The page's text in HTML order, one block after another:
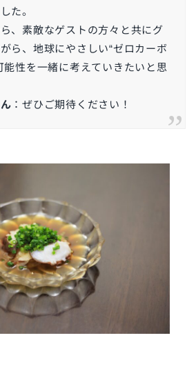
た。
ら、素敵なゲストの方々と共にグ
ら、地球にやさしい“ゼロカーボ
能性を一緒に考えていきたいと思
：ぜひご期待ください！